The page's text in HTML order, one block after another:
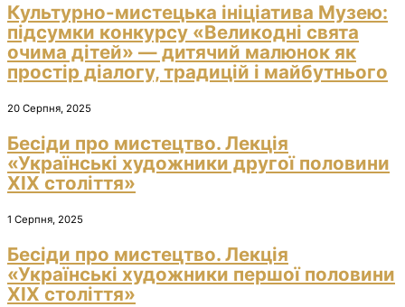
Культурно-мистецька ініціатива Музею:
підсумки конкурсу «Великодні свята
очима дітей» — дитячий малюнок як
простір діалогу, традицій і майбутнього
20 Серпня, 2025
Бесіди про мистецтво. Лекція
«Українські художники другої половини
ХІХ століття»
1 Серпня, 2025
Бесіди про мистецтво. Лекція
«Українські художники першої половини
ХІХ століття»